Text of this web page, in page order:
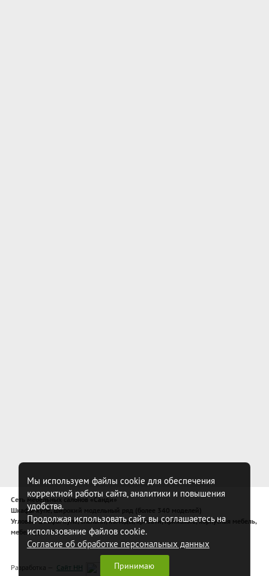
Сеть мебельных салонов «Санди»
Шкафы-купе, широкий модельный ряд (более 340 моделей)
Угловые шкафы-купе, спальни, комоды, кровати, прихожие, корпусная мебель,
мебель для спальни
Разработка — Сайт НН
Мы используем файлы cookie для обеспечения
корректной работы сайта, аналитики и повышения
удобства.
Продолжая использовать сайт, вы соглашаетесь на
использование файлов cookie.
Согласие об обработке персональных данных
Принимаю